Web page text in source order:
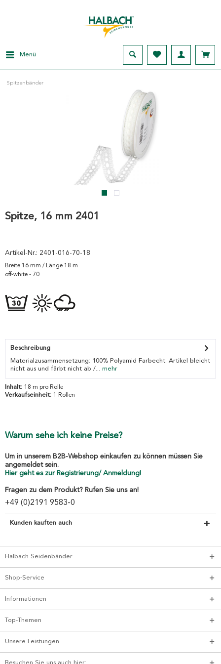
Menü
Spitzenbänder
Spitze, 16 mm 2401
Artikel-Nr.: 2401-016-70-18
Breite 16 mm / Länge 18 m
off-white - 70
Beschreibung
Materialzusammensetzung: 100% Polyamid Farbecht: Artikel bleicht
nicht aus und färbt nicht ab /... mehr
Inhalt: 18 m pro Rolle
Verkaufseinheit: 1 Rollen
Warum sehe ich keine Preise?
Um in unserem B2B-Webshop einkaufen zu können müssen Sie
angemeldet sein.
Hier geht es zur Registrierung/ Anmeldung!
Fragen zu dem Produkt? Rufen Sie uns an!
+49 (0)2191 9583-0
Kunden kauften auch
Halbach Seidenbänder
Shop-Service
Informationen
Top-Themen
Unsere Leistungen